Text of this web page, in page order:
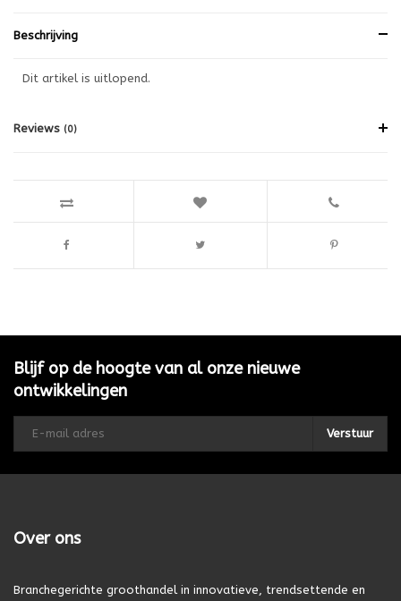
Beschrijving
Dit artikel is uitlopend.
Reviews (0)
Blijf op de hoogte van al onze nieuwe
ontwikkelingen
Verstuur
Over ons
Branchegerichte groothandel in innovatieve, trendsettende en